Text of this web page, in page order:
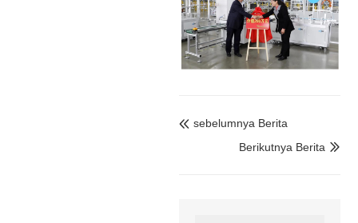
 sebelumnya Berita

Berikutnya Berita